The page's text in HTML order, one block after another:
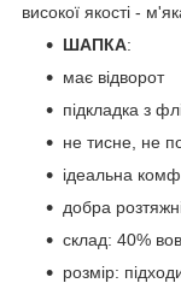
високої якості -
ШАПКА:
має відворот
підкладка з
не тисне, не
ідеальна
добра
склад: 40%
розмір: